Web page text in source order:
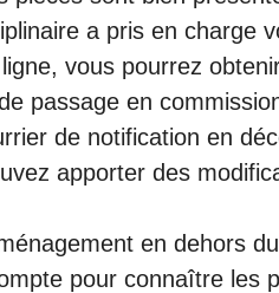
a pris en charge
vous pourrez
passage en
de notification en
apporter des
en dehors
pour connaître les